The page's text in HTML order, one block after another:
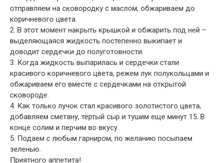
отправляем на сковородку с маслом, обжариваем до
коричневого цвета.
2. В этот момент накрыть крышкой и обжарить под ней –
выделяющаяся жидкость постепенно выкипает и
доводит сердечки до полуготовности.
3. Когда жидкость выпарилась и сердечки стали
красивого коричневого цвета, режем лук полукольцами и
обжариваем его вместе с сердечками на открытой
сковороде.
4. Как только лучок стал красивого золотистого цвета,
добавляем сметану, тёртый сыр и тушим еще минут 15. В
конце солим и перчим во вкусу.
5. Подаем с любым гарниром, по желанию посыпаем
зеленью.
Приятного аппетита!